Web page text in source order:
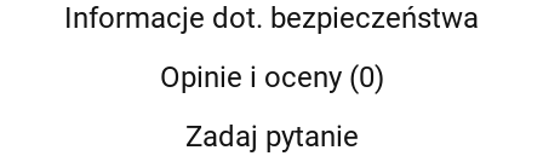
Informacje dot. bezpieczeństwa
Opinie i oceny (0)
Zadaj pytanie